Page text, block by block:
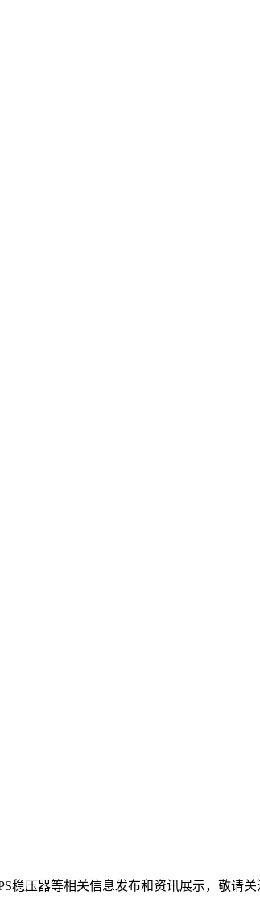
稳压器等相关信息发布和资讯展示，敬请关